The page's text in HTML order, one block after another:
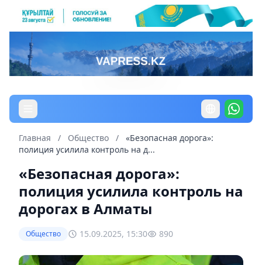
Главная / Общество /
«Безопасная дорога»:
полиция усилила контроль на д...
«Безопасная дорога»:
полиция усилила контроль на
дорогах в Алматы
Общество 15.09.2025, 15:30 890